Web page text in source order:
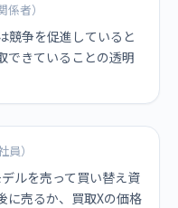
者）
競争を促進していると
できていることの透明
）
ルを売って買い替え資
に売るか、買取Xの価格